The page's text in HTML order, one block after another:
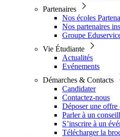
Partenaires
Nos écoles
Nos partenaires
Groupe
Vie Étudiante
Actualités
Evénements
Démarches & Contacts
Candidater
Contactez-nous
Déposer une offre
Parler à un
S’inscrire à un
Télécharger la